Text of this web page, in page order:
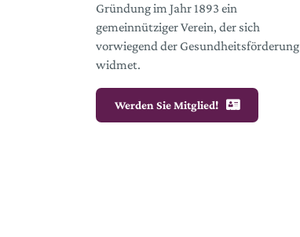
Gründung im Jahr 1893 ein
gemeinnütziger Verein, der sich
vorwiegend der Gesundheitsförderung
widmet.
Werden Sie Mitglied!